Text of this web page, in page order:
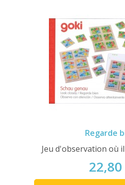
Regarde
Jeu d'observation où